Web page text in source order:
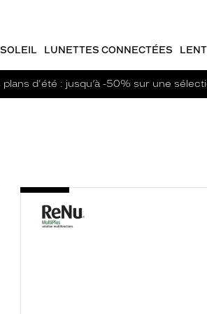
LUNETTES CONNECTÉES
plans d'été : jusqu’à -50% sur une